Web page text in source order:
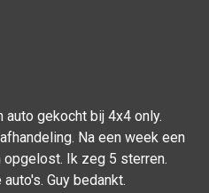
auto gekocht bij 4x4 only.
Na een week een
Ik zeg 5 sterren.
Guy bedankt.